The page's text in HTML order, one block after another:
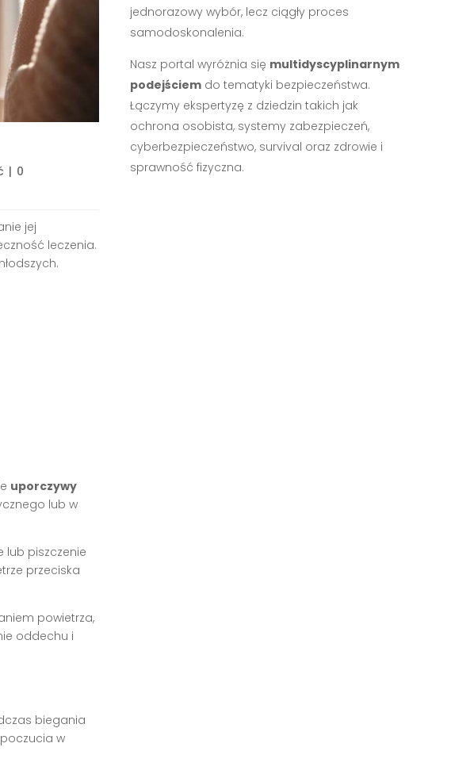
| 0
jej
leczenia.
uporczywy
lub w
lub piszczenie
przeciska
powietrza,
oddechu i
biegania
w
jednorazowy wybór, lecz ciągły proces
samodoskonalenia.
Nasz portal wyróżnia się multidyscyplinarnym
podejściemdo tematyki bezpieczeństwa.
Łączymy ekspertyzę z dziedzin takich jak
ochrona osobista, systemy zabezpieczeń,
cyberbezpieczeństwo, survival oraz zdrowie i
sprawność fizyczna.